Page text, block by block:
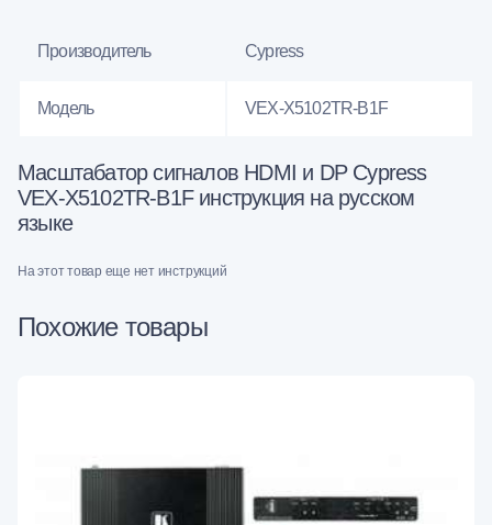
Производитель Cypress
Модель VEX-X5102TR-B1F
Масштабатор сигналов HDMI и DP Cypress
VEX-X5102TR-B1F инструкция на русском
языке
На этот товар еще нет инструкций
Похожие товары